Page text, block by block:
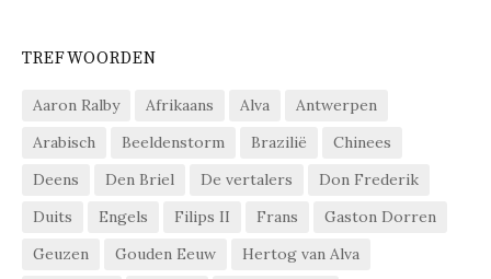
TREFWOORDEN
Aaron Ralby Afrikaans Alva
Antwerpen
Arabisch
Beeldenstorm Brazilië
Chinees
Deens
Den Briel De vertalers
Don Frederik
Duits
Engels Filips II Frans
Gaston Dorren
Geuzen
Gouden Eeuw
Hertog van Alva